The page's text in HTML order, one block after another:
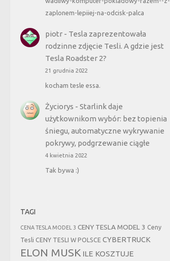
zaplonem-lepiiej-na-odcisk-palca
piotr- Tesla zaprezentowała
rodzinne zdjęcie Tesli. A gdzie jest
Tesla Roadster 2?
21 grudnia 2022
kocham tesle essa.
Życiorys - Starlink daje
użytkownikom wybór: bez topienia
śniegu, automatyczne wykrywanie
pokrywy, podgrzewanie ciągłe
4 kwietnia 2022
Tak bywa :)
TAGI
CENA TESLA MODEL 3 CENY TESLA MODEL 3 Ceny
Tesli CENY TESLI W POLSCE CYBERTRUCK
ELON MUSK ILE KOSZTUJE